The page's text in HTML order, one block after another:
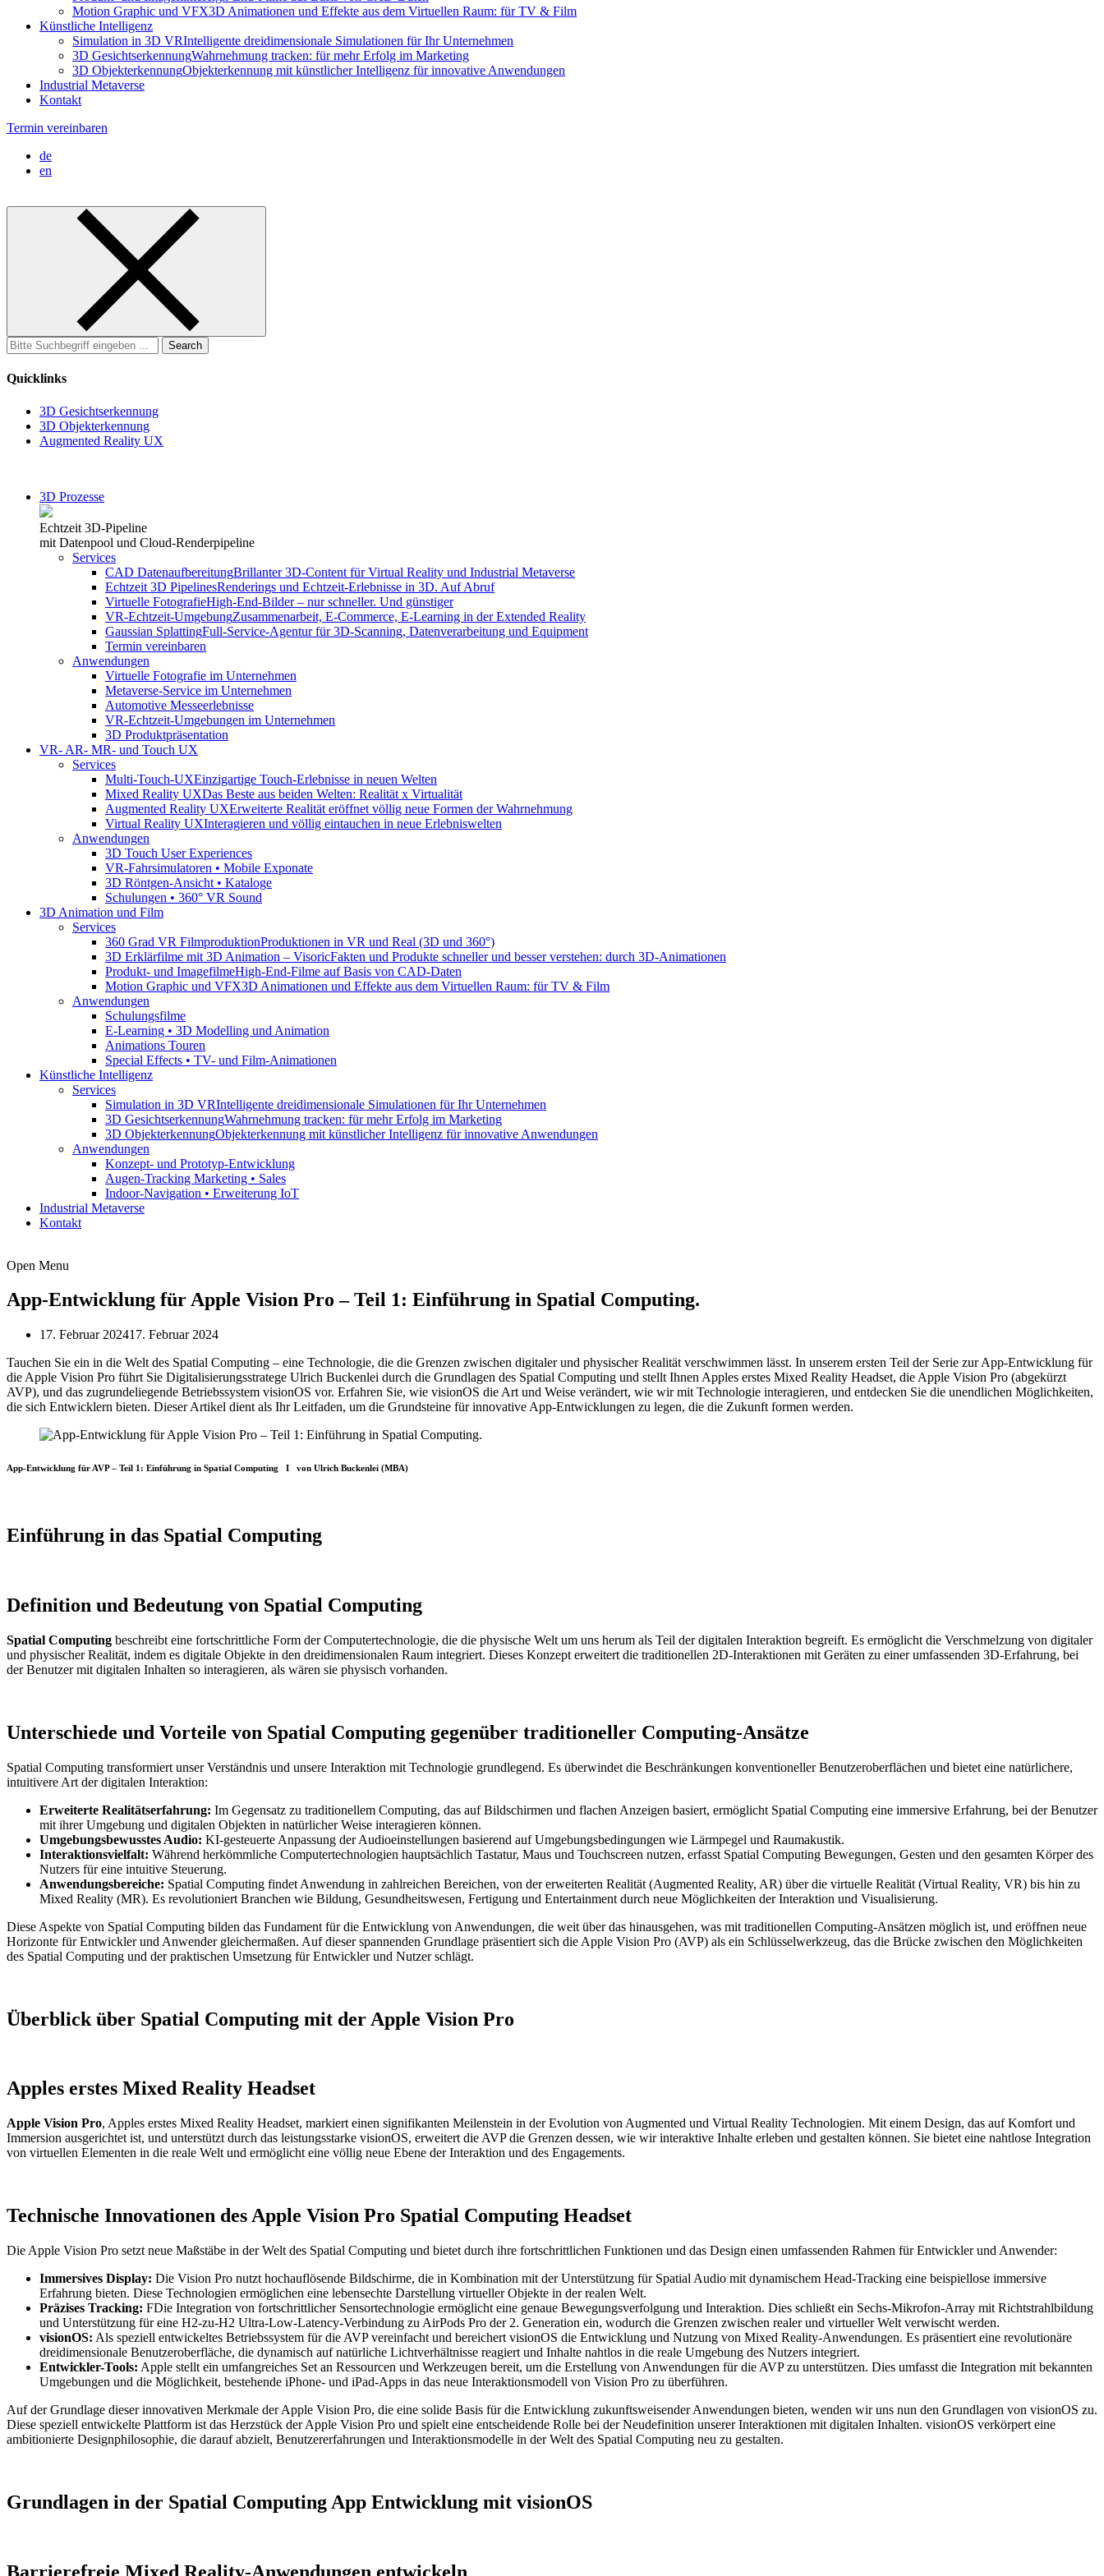
Motion Graphic und VFX3D Animationen und Effekte aus dem Virtuellen Raum: für TV & Film
Künstliche Intelligenz
Simulation in 3D VRIntelligente dreidimensionale Simulationen für Ihr Unternehmen
3D GesichtserkennungWahrnehmung tracken: für mehr Erfolg im Marketing
3D ObjekterkennungObjekterkennung mit künstlicher Intelligenz für innovative Anwendungen
Industrial Metaverse
Kontakt
Termin vereinbaren
de
en
Search
for:
Quicklinks
3D Gesichtserkennung
3D Objekterkennung
Augmented Reality UX
3D Prozesse
Echtzeit 3D-Pipeline
mit Datenpool und Cloud-Renderpipeline
Services
CAD DatenaufbereitungBrillanter 3D-Content für Virtual Reality und Industrial Metaverse
Echtzeit 3D PipelinesRenderings und Echtzeit-Erlebnisse in 3D. Auf Abruf
Virtuelle FotografieHigh-End-Bilder – nur schneller. Und günstiger
VR-Echtzeit-UmgebungZusammenarbeit, E-Commerce, E-Learning in der Extended Reality
Gaussian SplattingFull-Service-Agentur für 3D-Scanning, Datenverarbeitung und Equipment
Termin vereinbaren
Anwendungen
Virtuelle Fotografie im Unternehmen
Metaverse-Service im Unternehmen
Automotive Messeerlebnisse
VR-Echtzeit-Umgebungen im Unternehmen
3D Produktpräsentation
VR- AR- MR- und Touch UX
Services
Multi-Touch-UXEinzigartige Touch-Erlebnisse in neuen Welten
Mixed Reality UXDas Beste aus beiden Welten: Realität x Virtualität
Augmented Reality UXErweiterte Realität eröffnet völlig neue Formen der Wahrnehmung
Virtual Reality UXInteragieren und völlig eintauchen in neue Erlebniswelten
Anwendungen
3D Touch User Experiences
VR-Fahrsimulatoren • Mobile Exponate
3D Röntgen-Ansicht • Kataloge
Schulungen • 360° VR Sound
3D Animation und Film
Services
360 Grad VR FilmproduktionProduktionen in VR und Real (3D und 360°)
3D Erklärfilme mit 3D Animation – VisoricFakten und Produkte schneller und besser verstehen: durch 3D-Animationen
Produkt- und ImagefilmeHigh-End-Filme auf Basis von CAD-Daten
Motion Graphic und VFX3D Animationen und Effekte aus dem Virtuellen Raum: für TV & Film
Anwendungen
Schulungsfilme
E-Learning • 3D Modelling und Animation
Animations Touren
Special Effects • TV- und Film-Animationen
Künstliche Intelligenz
Services
Simulation in 3D VRIntelligente dreidimensionale Simulationen für Ihr Unternehmen
3D GesichtserkennungWahrnehmung tracken: für mehr Erfolg im Marketing
3D ObjekterkennungObjekterkennung mit künstlicher Intelligenz für innovative Anwendungen
Anwendungen
Konzept- und Prototyp-Entwicklung
Augen-Tracking Marketing • Sales
Indoor-Navigation • Erweiterung IoT
Industrial Metaverse
Kontakt
Open Menu
App-Entwicklung für Apple Vision Pro – Teil 1: Einführung in Spatial Computing.
17. Februar 202417. Februar 2024
Tauchen Sie ein in die Welt des Spatial Computing – eine Technologie, die die Grenzen zwischen digitaler und physischer Realität verschwimmen lässt. In unserem ersten Teil der Serie zur App-Entwicklung für
die Apple Vision Pro führt Sie Digitalisierungsstratege Ulrich Buckenlei durch die Grundlagen des Spatial Computing und stellt Ihnen Apples erstes Mixed Reality Headset, die Apple Vision Pro (abgekürzt
AVP), und das zugrundeliegende Betriebssystem visionOS vor. Erfahren Sie, wie visionOS die Art und Weise verändert, wie wir mit Technologie interagieren, und entdecken Sie die unendlichen Möglichkeiten,
die sich Entwicklern bieten. Dieser Artikel dient als Ihr Leitfaden, um die Grundsteine für innovative App-Entwicklungen zu legen, die die Zukunft formen werden.
App-Entwicklung für AVP – Teil 1: Einführung in Spatial Computing I von Ulrich Buckenlei (MBA)
Einführung in das Spatial Computing
Definition und Bedeutung von Spatial Computing
Spatial Computing beschreibt eine fortschrittliche Form der Computertechnologie, die die physische Welt um uns herum als Teil der digitalen Interaktion begreift. Es ermöglicht die Verschmelzung von digitaler
und physischer Realität, indem es digitale Objekte in den dreidimensionalen Raum integriert. Dieses Konzept erweitert die traditionellen 2D-Interaktionen mit Geräten zu einer umfassenden 3D-Erfahrung, bei
der Benutzer mit digitalen Inhalten so interagieren, als wären sie physisch vorhanden.
Unterschiede und Vorteile von Spatial Computing gegenüber traditioneller Computing-Ansätze
Spatial Computing transformiert unser Verständnis und unsere Interaktion mit Technologie grundlegend. Es überwindet die Beschränkungen konventioneller Benutzeroberflächen und bietet eine natürlichere,
intuitivere Art der digitalen Interaktion:
Erweiterte Realitätserfahrung: Im Gegensatz zu traditionellem Computing, das auf Bildschirmen und flachen Anzeigen basiert, ermöglicht Spatial Computing eine immersive Erfahrung, bei der Benutzer
mit ihrer Umgebung und digitalen Objekten in natürlicher Weise interagieren können.
Umgebungsbewusstes Audio: KI-gesteuerte Anpassung der Audioeinstellungen basierend auf Umgebungsbedingungen wie Lärmpegel und Raumakustik.
Interaktionsvielfalt: Während herkömmliche Computertechnologien hauptsächlich Tastatur, Maus und Touchscreen nutzen, erfasst Spatial Computing Bewegungen, Gesten und den gesamten Körper des
Nutzers für eine intuitive Steuerung.
Anwendungsbereiche: Spatial Computing findet Anwendung in zahlreichen Bereichen, von der erweiterten Realität (Augmented Reality, AR) über die virtuelle Realität (Virtual Reality, VR) bis hin zu
Mixed Reality (MR). Es revolutioniert Branchen wie Bildung, Gesundheitswesen, Fertigung und Entertainment durch neue Möglichkeiten der Interaktion und Visualisierung.
Diese Aspekte von Spatial Computing bilden das Fundament für die Entwicklung von Anwendungen, die weit über das hinausgehen, was mit traditionellen Computing-Ansätzen möglich ist, und eröffnen neue
Horizonte für Entwickler und Anwender gleichermaßen. Auf dieser spannenden Grundlage präsentiert sich die Apple Vision Pro (AVP) als ein Schlüsselwerkzeug, das die Brücke zwischen den Möglichkeiten
des Spatial Computing und der praktischen Umsetzung für Entwickler und Nutzer schlägt.
Überblick über Spatial Computing mit der Apple Vision Pro
Apples erstes Mixed Reality Headset
Apple Vision Pro, Apples erstes Mixed Reality Headset, markiert einen signifikanten Meilenstein in der Evolution von Augmented und Virtual Reality Technologien. Mit einem Design, das auf Komfort und
Immersion ausgerichtet ist, und unterstützt durch das leistungsstarke visionOS, erweitert die AVP die Grenzen dessen, wie wir interaktive Inhalte erleben und gestalten können. Sie bietet eine nahtlose Integration
von virtuellen Elementen in die reale Welt und ermöglicht eine völlig neue Ebene der Interaktion und des Engagements.
Technische Innovationen des Apple Vision Pro Spatial Computing Headset
Die Apple Vision Pro setzt neue Maßstäbe in der Welt des Spatial Computing und bietet durch ihre fortschrittlichen Funktionen und das Design einen umfassenden Rahmen für Entwickler und Anwender:
Immersives Display: Die Vision Pro nutzt hochauflösende Bildschirme, die in Kombination mit der Unterstützung für Spatial Audio mit dynamischem Head-Tracking eine beispiellose immersive
Erfahrung bieten. Diese Technologien ermöglichen eine lebensechte Darstellung virtueller Objekte in der realen Welt.
Präzises Tracking: FDie Integration von fortschrittlicher Sensortechnologie ermöglicht eine genaue Bewegungsverfolgung und Interaktion. Dies schließt ein Sechs-Mikrofon-Array mit Richtstrahlbildung
und Unterstützung für eine H2-zu-H2 Ultra-Low-Latency-Verbindung zu AirPods Pro der 2. Generation ein, wodurch die Grenzen zwischen realer und virtueller Welt verwischt werden.
visionOS: Als speziell entwickeltes Betriebssystem für die AVP vereinfacht und bereichert visionOS die Entwicklung und Nutzung von Mixed Reality-Anwendungen. Es präsentiert eine revolutionäre
dreidimensionale Benutzeroberfläche, die dynamisch auf natürliche Lichtverhältnisse reagiert und Inhalte nahtlos in die reale Umgebung des Nutzers integriert.
Entwickler-Tools: Apple stellt ein umfangreiches Set an Ressourcen und Werkzeugen bereit, um die Erstellung von Anwendungen für die AVP zu unterstützen. Dies umfasst die Integration mit bekannten
Umgebungen und die Möglichkeit, bestehende iPhone- und iPad-Apps in das neue Interaktionsmodell von Vision Pro zu überführen.
Auf der Grundlage dieser innovativen Merkmale der Apple Vision Pro, die eine solide Basis für die Entwicklung zukunftsweisender Anwendungen bieten, wenden wir uns nun den Grundlagen von visionOS zu.
Diese speziell entwickelte Plattform ist das Herzstück der Apple Vision Pro und spielt eine entscheidende Rolle bei der Neudefinition unserer Interaktionen mit digitalen Inhalten. visionOS verkörpert eine
ambitionierte Designphilosophie, die darauf abzielt, Benutzererfahrungen und Interaktionsmodelle in der Welt des Spatial Computing neu zu gestalten.
Grundlagen in der Spatial Computing App Entwicklung mit visionOS